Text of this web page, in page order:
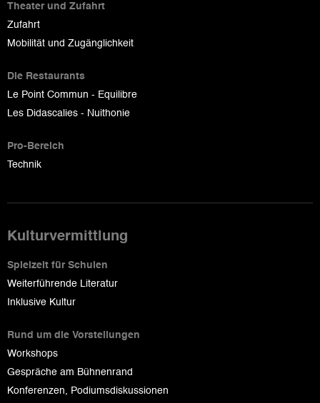
Theater und Zufahrt
Zufahrt
Mobilität und Zugänglichkeit
Die Restaurants
Le Point Commun - Equilibre
Les Didascalies - Nuithonie
Pro-Bereich
Technik
Kulturvermittlung
Spielzeit für Schulen
Weiterführende Literatur
Inklusive Kultur
Rund um die Vorstellungen
Workshops
Gespräche am Bühnenrand
Konferenzen, Podiumsdiskussionen